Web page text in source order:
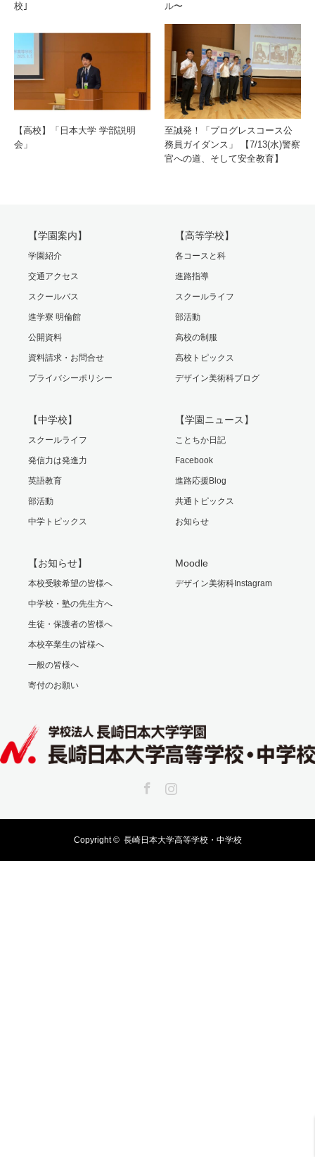
校｣
ル〜
【高校】「日本大学 学部説明
会」
至誠発！「プログレスコース公
務員ガイダンス」 【7/13(水)警察
官への道、そして安全教育】
【学園案内】
学園紹介
交通アクセス
スクールバス
進学寮 明倫館
公開資料
資料請求・お問合せ
プライバシーポリシー
【高等学校】
各コースと科
進路指導
スクールライフ
部活動
高校の制服
高校トピックス
デザイン美術科ブログ
【中学校】
スクールライフ
発信力は発進力
英語教育
部活動
中学トピックス
【学園ニュース】
ことちか日記
Facebook
進路応援Blog
共通トピックス
お知らせ
【お知らせ】
本校受験希望の皆様へ
中学校・塾の先生方へ
生徒・保護者の皆様へ
本校卒業生の皆様へ
一般の皆様へ
寄付のお願い
Moodle
デザイン美術科Instagram
Copyright © 長崎日本大学高等学校・中学校